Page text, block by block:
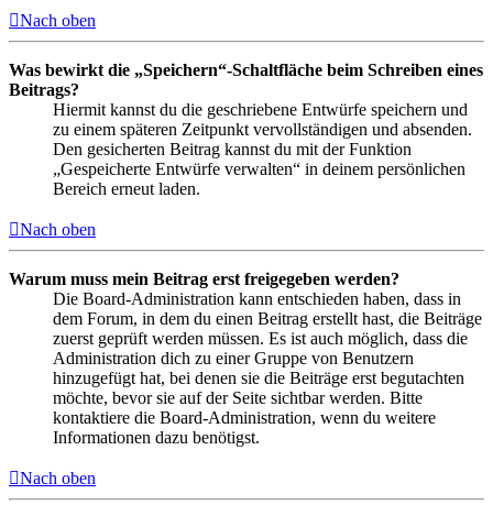
Nach oben
Was bewirkt die „Speichern“-Schaltfläche beim Schreiben eines
Beitrags?
Hiermit kannst du die geschriebene Entwürfe speichern und
zu einem späteren Zeitpunkt vervollständigen und absenden.
Den gesicherten Beitrag kannst du mit der Funktion
„Gespeicherte Entwürfe verwalten“ in deinem persönlichen
Bereich erneut laden.
Nach oben
Warum muss mein Beitrag erst freigegeben werden?
Die Board-Administration kann entschieden haben, dass in
dem Forum, in dem du einen Beitrag erstellt hast, die Beiträge
zuerst geprüft werden müssen. Es ist auch möglich, dass die
Administration dich zu einer Gruppe von Benutzern
hinzugefügt hat, bei denen sie die Beiträge erst begutachten
möchte, bevor sie auf der Seite sichtbar werden. Bitte
kontaktiere die Board-Administration, wenn du weitere
Informationen dazu benötigst.
Nach oben